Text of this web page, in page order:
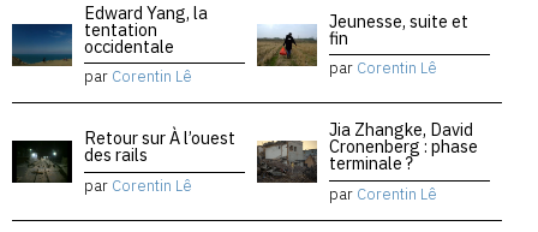
Edward Yang, la
tentation
occidentale
par Corentin Lê
Jeunesse, suite et
fin
par Corentin Lê
Retour sur À l’ouest
des rails
par Corentin Lê
Jia Zhangke, David
Cronenberg : phase
terminale ?
par Corentin Lê